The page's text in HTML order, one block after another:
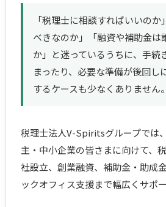
「税理士に相談すればいいのか
べきなのか」「融資や補助金は
か」と迷っているうちに、手続
まったり、必要な準備が後回し
するケースも少なくありません。
税理士法人V-Spiritsグループでは
主・中小企業の皆さまに向けて、
社設立、創業融資、補助金・助成
ックオフィス支援まで幅広くサポ